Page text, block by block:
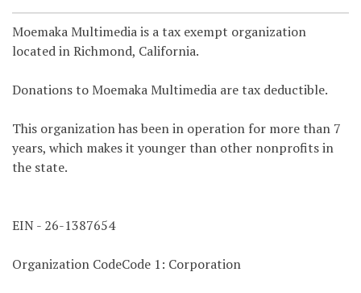
Moemaka Multimedia is a tax exempt organization
located in Richmond, California.
Donations to Moemaka Multimedia are tax deductible.
This organization has been in operation for more than 7
years, which makes it younger than other nonprofits in
the state.
EIN - 26-1387654
Organization CodeCode 1: Corporation